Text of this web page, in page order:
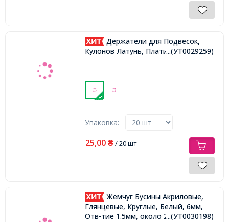
Держатели для Подвесок,
Кулонов Латунь, Платина, 7х3х3мм,
...(УТ0029259)
Упаковка:
25,00 ₴/ 20 шт
Жемчуг Бусины Акриловые,
Глянцевые, Круглые, Белый, 6мм,
Отв-тие 1.5мм, около 210шт/25г,
...(УТ0030198)